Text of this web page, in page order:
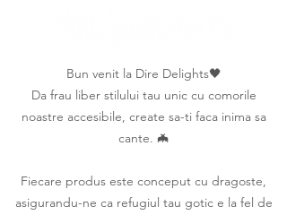
Bun venit la Dire Delights🖤
Da frau liber stilului tau unic cu comorile
noastre accesibile, create sa-ti faca inima sa
cante. 🦇
Fiecare produs este conceput cu dragoste,
asigurandu-ne ca refugiul tau gotic e la fel de